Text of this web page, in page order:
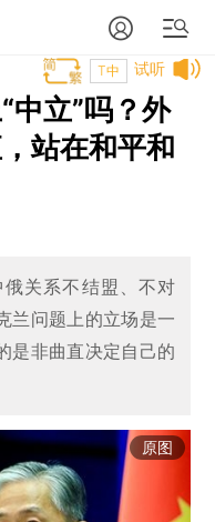
试听
T中
中立”吗？外
站在和平和
关系不结盟、不对
兰问题上的立场是一
是非曲直决定自己的
原图